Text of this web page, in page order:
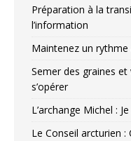
Préparation à la
l’information
Maintenez un rythme
Semer des graines
s’opérer
L’archange Michel :
Le Conseil arcturien :